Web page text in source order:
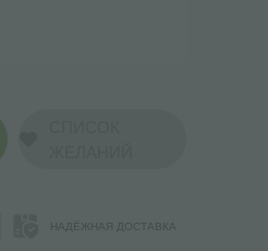
НАДЁЖНАЯ ДОСТАВКА